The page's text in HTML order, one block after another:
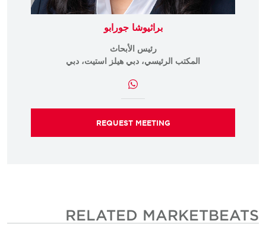
براثيوشا جورابو
رئيس الأبحاث
المكتب الرئيسي، دبي هيلز استيت، دبي
REQUEST MEETING
RELATED MARKETBEATS